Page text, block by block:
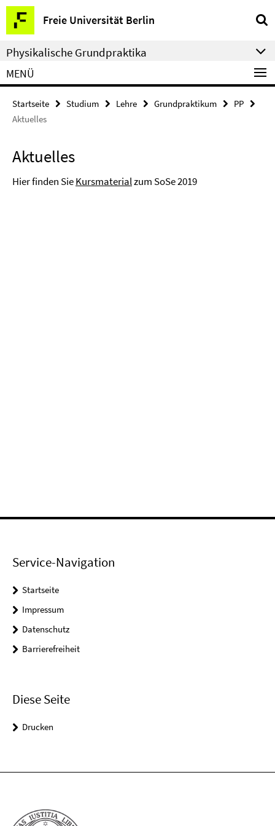
Springe
direkt
zu
Inhalt
Freie Universität Berlin
Service-
Navigation
Physikalische Grundpraktika
MENÜ
Startseite Studium Lehre Grundpraktikum
PP
Aktuelles
Aktuelles
Hier finden SieKursmaterialzum SoSe 2019
Service-Navigation
Startseite
Impressum
Datenschutz
Barrierefreiheit
Diese Seite
Drucken